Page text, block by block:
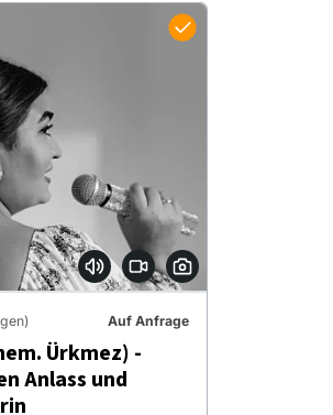
Auf Anfrage
Ürkmez) -
Anlass und